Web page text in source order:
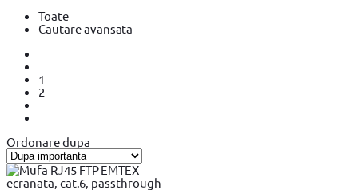
Toate
Cautare avansata
1
2
Ordonare dupa